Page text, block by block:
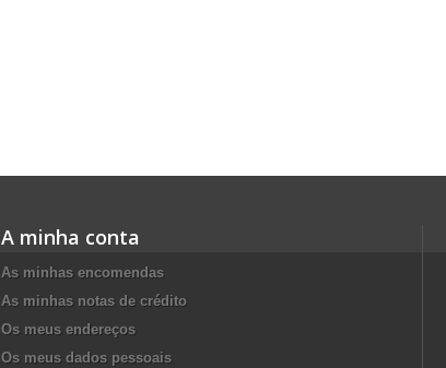
A minha conta
As minhas encomendas
As minhas notas de crédito
Os meus endereços
Os meus dados pessoais